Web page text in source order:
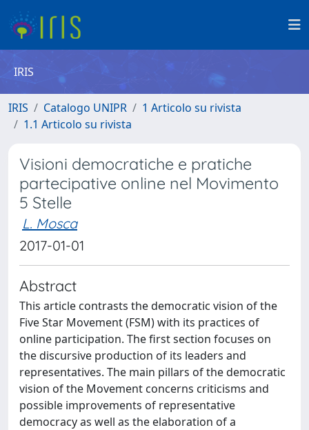
IRIS
IRIS Catalogo UNIPR
1 Articolo su rivista
1.1 Articolo su rivista
Visioni democratiche e pratiche
partecipative online nel Movimento
5 Stelle
L. Mosca
2017-01-01
Abstract
This article contrasts the democratic vision of the
Five Star Movement (FSM) with its practices of
online participation. The first section focuses on
the discursive production of its leaders and
representatives. The main pillars of the democratic
vision of the Movement concerns criticisms and
possible improvements of representative
democracy as well as the elaboration of a